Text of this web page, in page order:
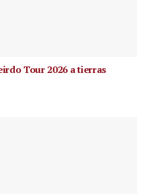
Tour 2026 a tierras